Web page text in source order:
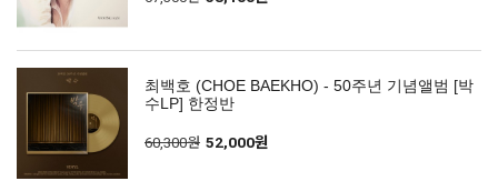
최백호 (CHOE BAEKHO) - 50주년 기념앨범 [박
수LP] 한정반
60,300원 52,000원